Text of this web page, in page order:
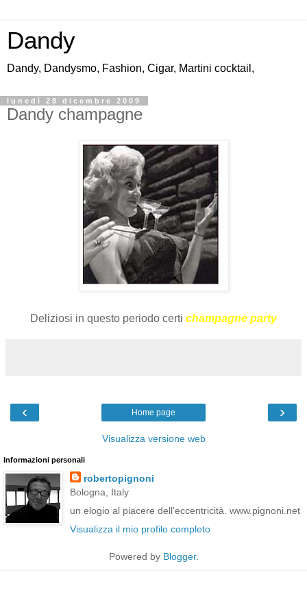
Dandy
Dandy, Dandysmo, Fashion, Cigar, Martini cocktail,
lunedì 28 dicembre 2009
Dandy champagne
Deliziosi in questo periodo certi champagne party
‹ ›
Home page
Visualizza versione web
Informazioni personali
robertopignoni
Bologna, Italy
un elogio al piacere dell'eccentricità. www.pignoni.net
Visualizza il mio profilo completo
Powered by Blogger.